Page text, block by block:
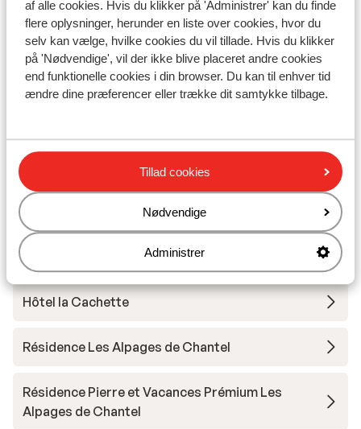
af alle cookies. Hvis du klikker på 'Administrer' kan du finde
flere oplysninger, herunder en liste over cookies, hvor du
selv kan vælge, hvilke cookies du vil tillade. Hvis du klikker
på 'Nødvendige', vil der ikke blive placeret andre cookies
end funktionelle cookies i din browser. Du kan til enhver tid
ændre dine præferencer eller trække dit samtykke tilbage.
Tillad cookies
Nødvendige
Administrer
Skileje
Andre overnatningssteder i Les
Arcs/Peisey-Vallandry
Les Chalets des Deux Domaines
Résidence Maeva Home - Arc 1950 Le Village
Appart'hôtel Prestige Odalys Eden
Hôtel la Cachette
Résidence Les Alpages de Chantel
Résidence Pierre et Vacances Prémium Les
Alpages de Chantel